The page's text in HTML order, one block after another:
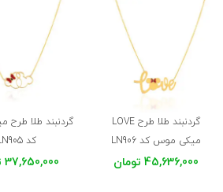
گردنبند طلا طرح LOVE
میکی موس کد LN906
45,636,000 تومان
گردنبند طلا
کد LN905
37,650,000 تومان